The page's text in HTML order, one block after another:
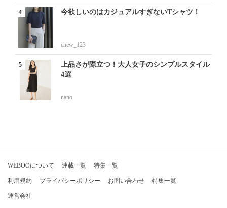
今欲しいのはカジュアルすぎないTシャツ！
chew_123
上品さが際立つ！大人女子のシンプルスタイル
4選
nano
WEBOOについて 連載一覧 特集一覧
利用規約 プライバシーポリシー お問い合わせ 特集一覧
運営会社